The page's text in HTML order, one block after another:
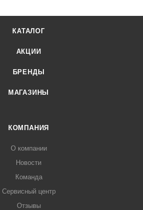
КАТАЛОГ
АКЦИИ
БРЕНДЫ
МАГАЗИНЫ
КОМПАНИЯ
О компании
Новости
Команда
Сервисный центр
Отзывы